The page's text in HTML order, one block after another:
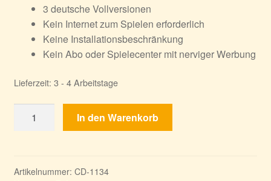
3 deutsche Vollversionen
Kein Internet zum Spielen erforderlich
Keine Installationsbeschränkung
Kein Abo oder Spielecenter mit nerviger Werbung
Lieferzeit: 3 - 4 Arbeitstage
3
In den Warenkorb
Artikelnummer: CD-1134